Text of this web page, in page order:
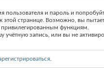
пользователя и пароль и
этой странице. Возможно, вы
функциям.
запись, или вы не
.